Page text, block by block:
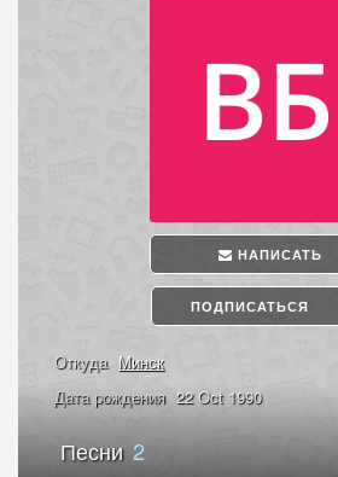
НАПИСАТЬ
ПОДПИСАТЬСЯ
Откуда Минск
Дата рождения 22 Oct 1990
Песни 2